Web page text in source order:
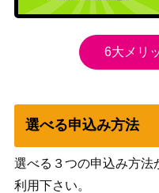
6大メリ
選べる申込み方法
選べる３つの申込み方法
利用下さい。